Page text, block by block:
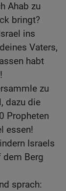
Ahab zu
bringt?
ins
Vaters,
habt
zu
dazu die
Propheten
essen!
Israels
dem Berg
sprach: